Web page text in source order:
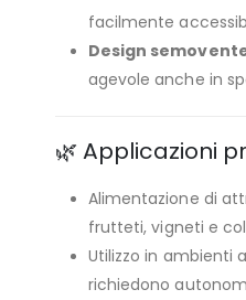
facilmente
Design
agevole anche in
🌿 Applicazioni
Alimentazione di
frutteti, vigneti e
Utilizzo in ambienti
richiedono